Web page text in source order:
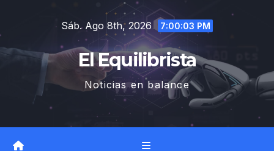
contenido
Sáb. Ago 8th, 2026 7:00:04 PM
El Equilibrista
Noticias en balance